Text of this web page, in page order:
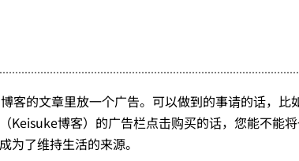
客的文章里放一个广告。可以做到的事请的话，比
Keisuke博客）的广告栏点击购买的话，您能不能
了维持生活的来源。